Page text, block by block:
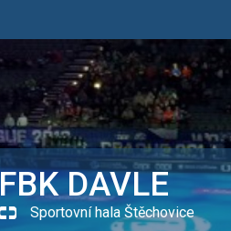
FBK DAVLE
Sportovní hala Štěchovice